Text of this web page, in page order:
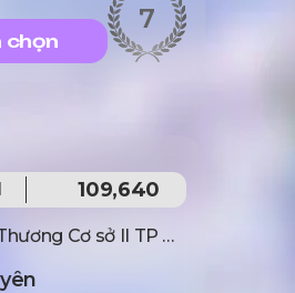
chọn
7
109,640
ĐH Ngoại Thương Cơ sở II TP Hồ Chí Minh